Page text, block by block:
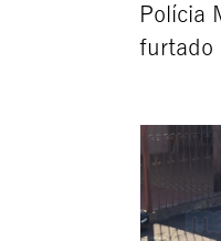
Polícia
furtado